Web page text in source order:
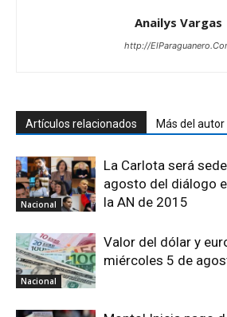
Anailys Vargas
http://
Artículos relacionados Más del autor
Nacional
La Carlota será
agosto del diálogo
la AN de 2015
Nacional
Valor del dólar y
miércoles 5 de